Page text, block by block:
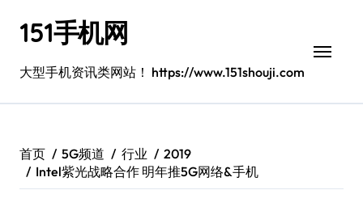
151手机网
大型手机资讯类网站！ https://www.151shouji.com
首页 5G频道 行业
2019
Intel紫光战略合作 明年推5G网络&手机